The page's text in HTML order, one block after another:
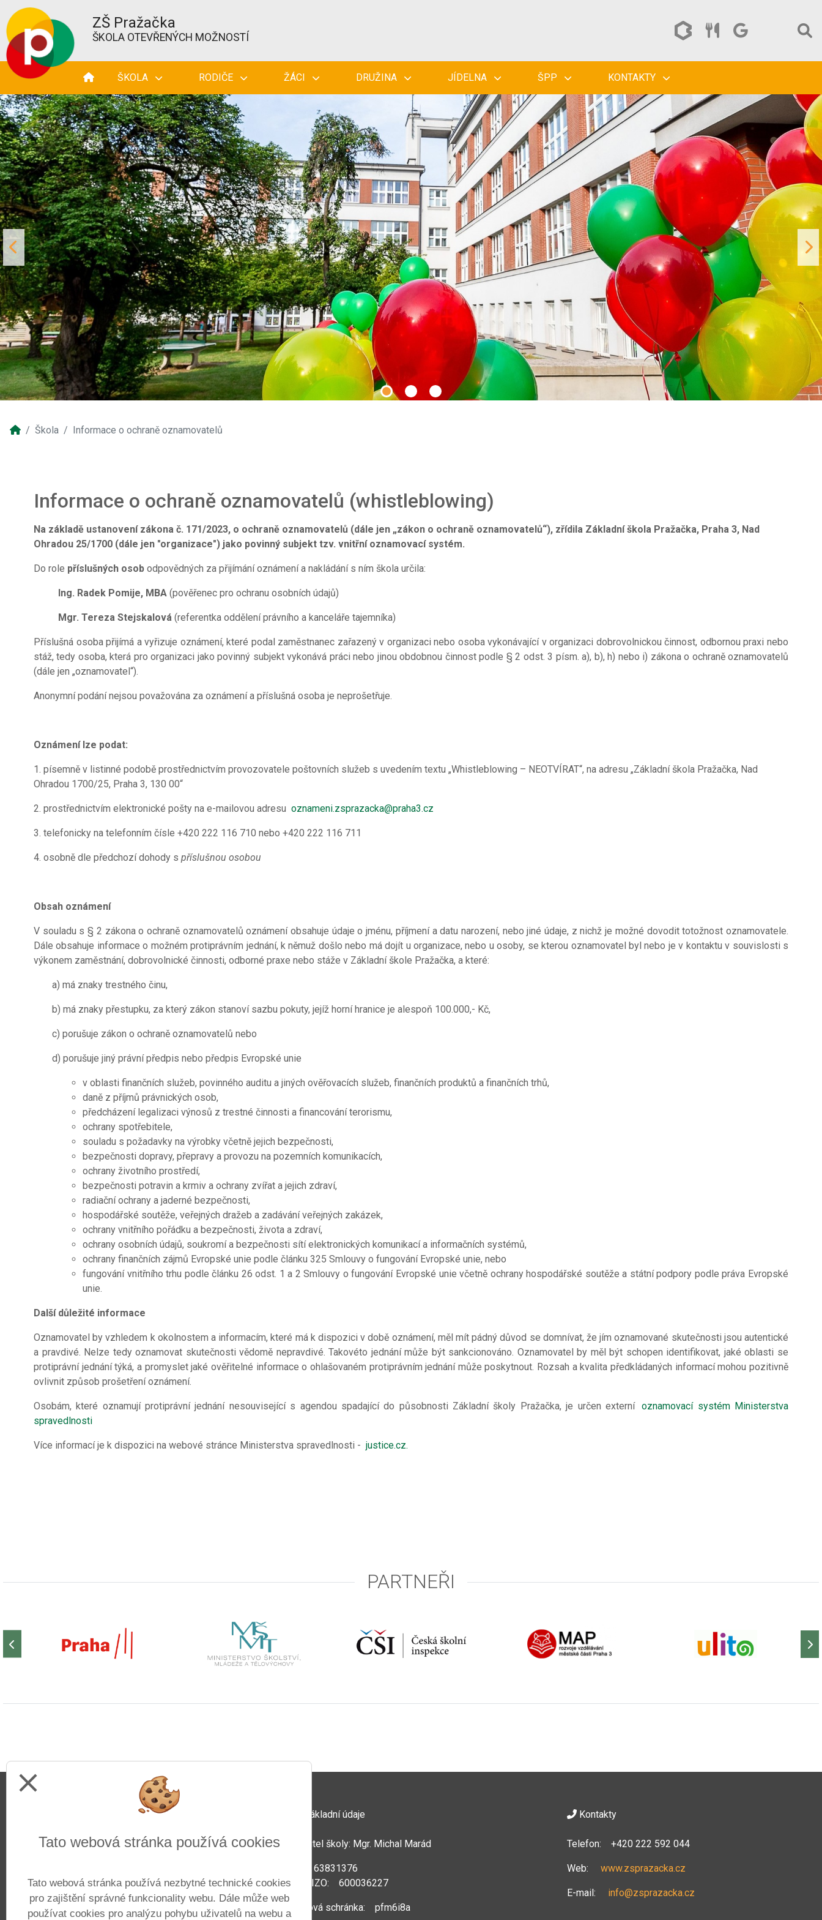
ZŠ Pražačka
ŠKOLA OTEVŘENÝCH MOŽNOSTÍ
ŠKOLA RODIČE ŽÁCI DRUŽINA JÍDELNA ŠPP KONTAKTY
Škola Informace o ochraně oznamovatelů
Informace o ochraně oznamovatelů (whistleblowing)
Na základě ustanovení zákona č. 171/2023, o ochraně oznamovatelů (dále jen „zákon o ochraně oznamovatelů“), zřídila Základní škola Pražačka, Praha 3, Nad
Ohradou 25/1700 (dále jen "organizace") jako povinný subjekt tzv. vnitřní oznamovací systém.
Do role příslušných osob odpovědných za přijímání oznámení a nakládání s ním škola určila:
Ing. Radek Pomije, MBA (pověřenec pro ochranu osobních údajů)
Mgr. Tereza Stejskalová (referentka oddělení právního a kanceláře tajemníka)
Příslušná osoba přijímá a vyřizuje oznámení, které podal zaměstnanec zařazený v organizaci nebo osoba vykonávající v organizaci dobrovolnickou činnost, odbornou praxi nebo
stáž, tedy osoba, která pro organizaci jako povinný subjekt vykonává práci nebo jinou obdobnou činnost podle § 2 odst. 3 písm. a), b), h) nebo i) zákona o ochraně oznamovatelů
(dále jen „oznamovatel“).
Anonymní podání nejsou považována za oznámení a příslušná osoba je neprošetřuje.
Oznámení lze podat:
1. písemně v listinné podobě prostřednictvím provozovatele poštovních služeb s uvedením textu „Whistleblowing – NEOTVÍRAT“, na adresu „Základní škola Pražačka, Nad
Ohradou 1700/25, Praha 3, 130 00“
2. prostřednictvím elektronické pošty na e-mailovou adresu oznameni.zsprazacka@praha3.cz
3. telefonicky na telefonním čísle +420 222 116 710 nebo +420 222 116 711
4. osobně dle předchozí dohody s příslušnou osobou
Obsah oznámení
V souladu s § 2 zákona o ochraně oznamovatelů oznámení obsahuje údaje o jménu, příjmení a datu narození, nebo jiné údaje, z nichž je možné dovodit totožnost oznamovatele.
Dále obsahuje informace o možném protiprávním jednání, k němuž došlo nebo má dojít u organizace, nebo u osoby, se kterou oznamovatel byl nebo je v kontaktu v souvislosti s
výkonem zaměstnání, dobrovolnické činnosti, odborné praxe nebo stáže v Základní škole Pražačka, a které:
a) má znaky trestného činu,
b) má znaky přestupku, za který zákon stanoví sazbu pokuty, jejíž horní hranice je alespoň 100.000,- Kč,
c) porušuje zákon o ochraně oznamovatelů nebo
d) porušuje jiný právní předpis nebo předpis Evropské unie
v oblasti finančních služeb, povinného auditu a jiných ověřovacích služeb, finančních produktů a finančních trhů,
daně z příjmů právnických osob,
předcházení legalizaci výnosů z trestné činnosti a financování terorismu,
ochrany spotřebitele,
souladu s požadavky na výrobky včetně jejich bezpečnosti,
bezpečnosti dopravy, přepravy a provozu na pozemních komunikacích,
ochrany životního prostředí,
bezpečnosti potravin a krmiv a ochrany zvířat a jejich zdraví,
radiační ochrany a jaderné bezpečnosti,
hospodářské soutěže, veřejných dražeb a zadávání veřejných zakázek,
ochrany vnitřního pořádku a bezpečnosti, života a zdraví,
ochrany osobních údajů, soukromí a bezpečnosti sítí elektronických komunikací a informačních systémů,
ochrany finančních zájmů Evropské unie podle článku 325 Smlouvy o fungování Evropské unie, nebo
fungování vnitřního trhu podle článku 26 odst. 1 a 2 Smlouvy o fungování Evropské unie včetně ochrany hospodářské soutěže a státní podpory podle práva Evropské
unie.
Další důležité informace
Oznamovatel by vzhledem k okolnostem a informacím, které má k dispozici v době oznámení, měl mít pádný důvod se domnívat, že jím oznamované skutečnosti jsou autentické
a pravdivé. Nelze tedy oznamovat skutečnosti vědomě nepravdivé. Takovéto jednání může být sankcionováno. Oznamovatel by měl být schopen identifikovat, jaké oblasti se
protiprávní jednání týká, a promyslet jaké ověřitelné informace o ohlašovaném protiprávním jednání může poskytnout. Rozsah a kvalita předkládaných informací mohou pozitivně
ovlivnit způsob prošetření oznámení.
Osobám, které oznamují protiprávní jednání nesouvisející s agendou spadající do působnosti Základní školy Pražačka, je určen externí oznamovací systém Ministerstva
spravedlnosti
Více informací je k dispozici na webové stránce Ministerstva spravedlnosti - justice.cz.
PARTNEŘI
Základní škola Pražačka
130 00 Praha 3
Základní údaje
Ředitel školy: Mgr. Michal Marád
IČ: 63831376
REDIZO: 600036227
Datová schránka: pfm6i8a
Kontakty
Telefon: +420 222 592 044
Web: www.zsprazacka.cz
E-mail: info@zsprazacka.cz
close
Tato webová stránka používá cookies
Tato webová stránka používá nezbytné technické cookies
pro zajištění správné funkcionality webu. Dále může web
používat cookies pro analýzu pohybu uživatelů na webu a